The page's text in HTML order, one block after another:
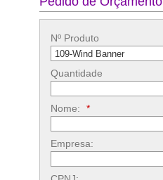
Nº Produto
Quantidade
Nome: *
Empresa: